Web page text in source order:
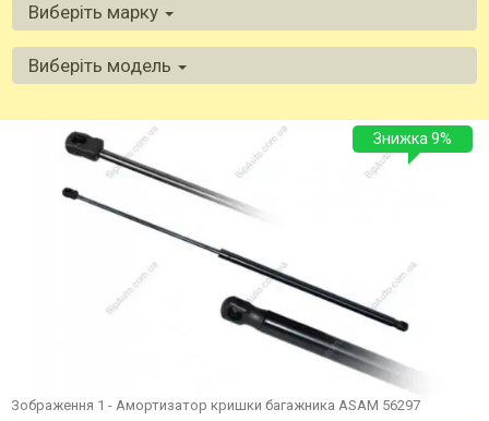
Виберіть марку
Виберіть модель
Знижка 9%
Зображення 1 - Амортизатор кришки багажника ASAM 56297